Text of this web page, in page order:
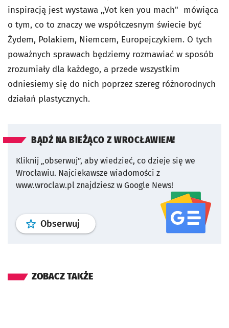
inspiracją jest wystawa ,,Vot ken you mach" mówiąca
o tym, co to znaczy we współczesnym świecie być
Żydem, Polakiem, Niemcem, Europejczykiem. O tych
poważnych sprawach będziemy rozmawiać w sposób
zrozumiały dla każdego, a przede wszystkim
odniesiemy się do nich poprzez szereg różnorodnych
działań plastycznych.
BĄDŹ NA BIEŻĄCO Z WROCŁAWIEM!
Kliknij „obserwuj”, aby wiedzieć, co dzieje się we
Wrocławiu. Najciekawsze wiadomości z
www.wroclaw.pl znajdziesz w Google News!
Obserwuj profil serwisu
ZOBACZ TAKŻE